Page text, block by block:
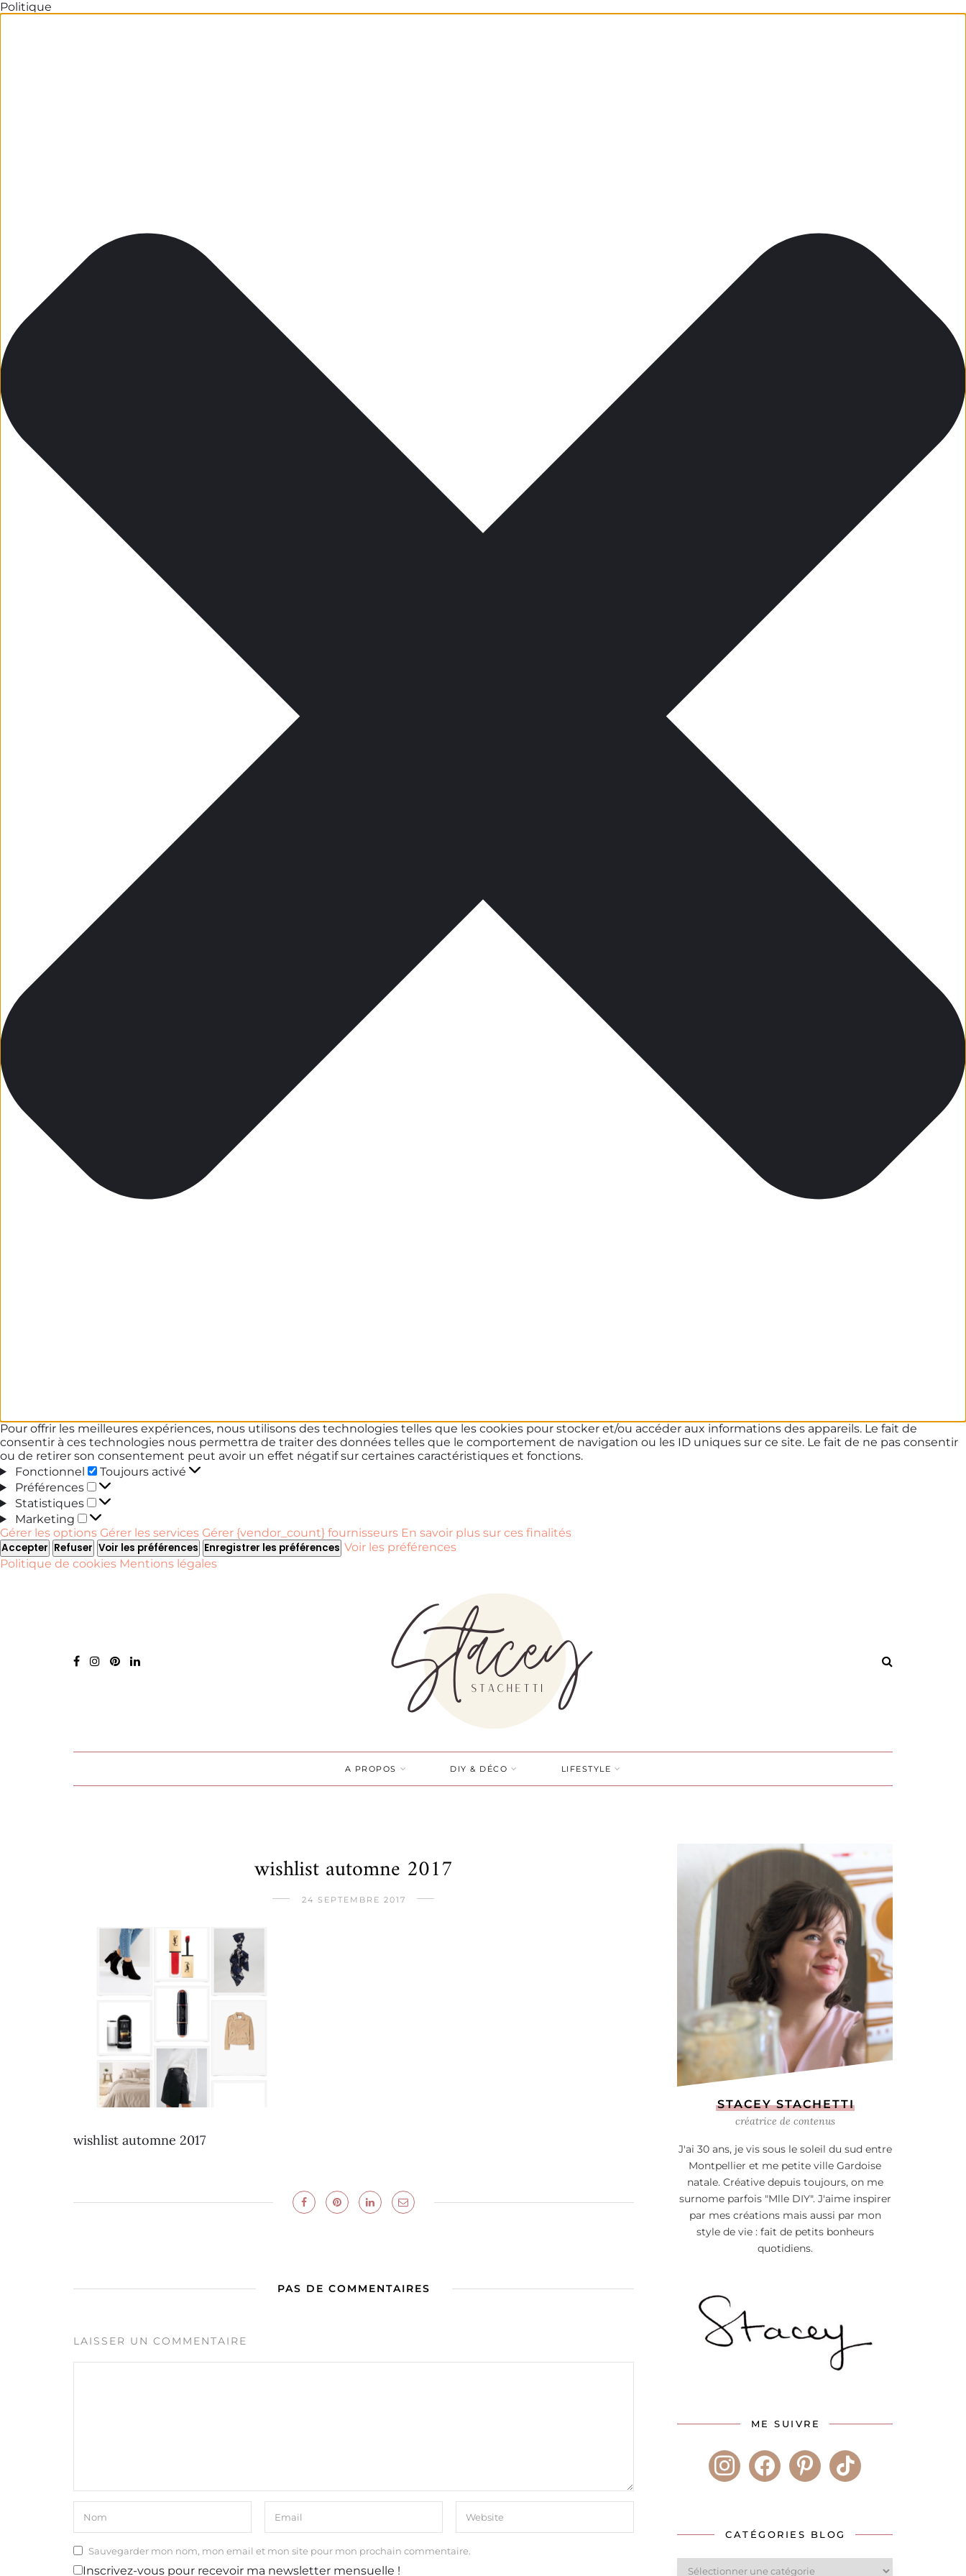
Politique
Pour offrir les meilleures expériences, nous utilisons des technologies telles que les cookies pour stocker et/ou accéder aux informations des appareils. Le fait de
consentir à ces technologies nous permettra de traiter des données telles que le comportement de navigation ou les ID uniques sur ce site. Le fait de ne pas consentir
ou de retirer son consentement peut avoir un effet négatif sur certaines caractéristiques et fonctions.
Fonctionnel
Fonctionnel
Toujours activé
Préférences
Préférences
Statistiques
Statistiques
Marketing
Marketing
Gérer les options Gérer les services Gérer {vendor_count} fournisseurs En savoir plus sur ces finalités
Accepter Refuser Voir les préférences Enregistrer les préférences Voir les préférences
Politique de cookies Mentions légales
A PROPOS DIY & DÉCO LIFESTYLE
wishlist automne 2017
24 SEPTEMBRE 2017
wishlist automne 2017
PAS DE COMMENTAIRES
LAISSER UN COMMENTAIRE
Sauvegarder mon nom, mon email et mon site pour mon prochain commentaire.
Inscrivez-vous pour recevoir ma newsletter mensuelle !
STACEY STACHETTI
créatrice de contenus
J'ai 30 ans, je vis sous le soleil du sud entre
Montpellier et me petite ville Gardoise
natale. Créative depuis toujours, on me
surnome parfois "Mlle DIY". J'aime inspirer
par mes créations mais aussi par mon
style de vie : fait de petits bonheurs
quotidiens.
ME SUIVRE
instagramfacebookpinteresttiktok
CATÉGORIES BLOG
Catégories